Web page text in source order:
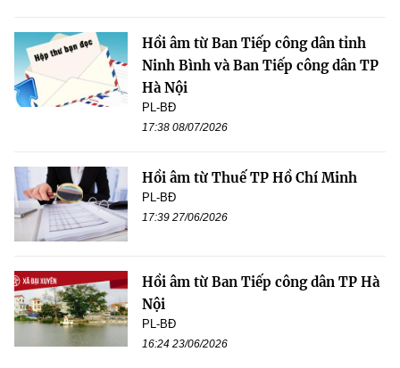
Hồi âm từ Ban Tiếp công dân tỉnh
Ninh Bình và Ban Tiếp công dân TP
Hà Nội
PL-BĐ
17:38 08/07/2026
Hồi âm từ Thuế TP Hồ Chí Minh
PL-BĐ
17:39 27/06/2026
Hồi âm từ Ban Tiếp công dân TP Hà
Nội
PL-BĐ
16:24 23/06/2026